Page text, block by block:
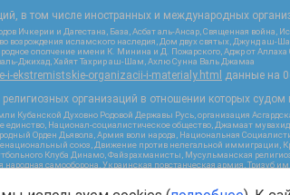
в том числе иностранных и международных
Ичкерии и Дагестана, База, Асбат аль-Ансар, Священная
возрождения исламского наследия, Дом двух святых, Джунд
ополчение имени К. Минина и Д. Пожарского, Аджр от
Джихад, Хайят Тахрир аш-Шам, Ахлю Сунна Валь Джамаа
i-ekstremistskie-organizacii-i-materialy.html данные на
организаций в отношении которых
Кубанской Духовно Родовой Державы Русь, организация
Национал-социалистическое общество, Джамаат
Орден Дьявола, Армия воли народа, Национальная
союз, Движение против нелегальной иммиграции,
Клуба Динамо, Файзрахманисты, Мусульманская
самооборона, Украинская повстанческая армия,